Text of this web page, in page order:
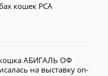
кошек PCA
АБИГАЛЬ ОФ
на выставку on-